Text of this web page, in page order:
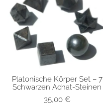
SCHNELLANSICHT
Platonische Körper Set – 7
Schwarzen Achat-Steinen
35,00 €